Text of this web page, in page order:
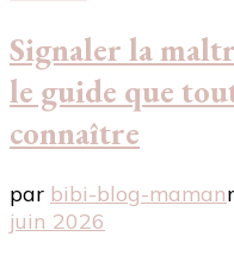
Signaler la
le guide que
connaître
par bibi-blog-maman
juin 2026